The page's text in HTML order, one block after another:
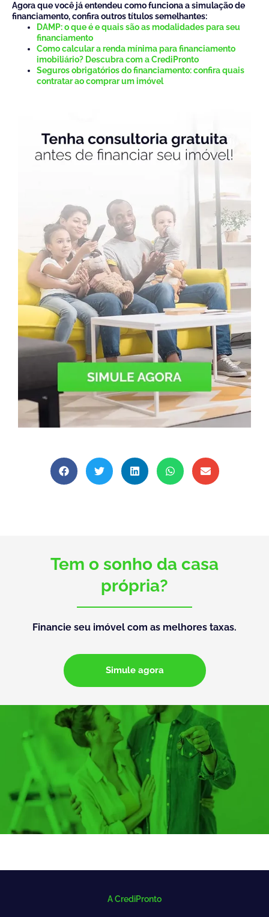
Agora que você já entendeu como funciona a simulação de
financiamento, confira outros títulos semelhantes:
DAMP: o que é e quais são as modalidades para seu
financiamento
Como calcular a renda mínima para financiamento
imobiliário? Descubra com a CrediPronto
Seguros obrigatórios do financiamento: confira quais
contratar ao comprar um imóvel
Tem o sonho da casa
própria?
Financie seu imóvel com as melhores taxas.
Simule agora
A CrediPronto